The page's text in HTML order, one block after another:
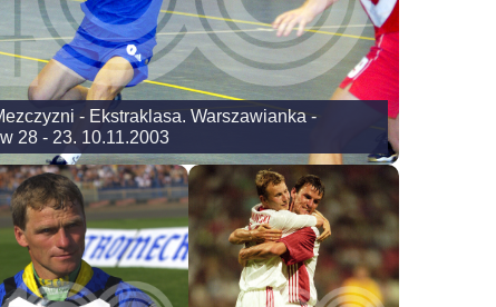
- Ekstraklasa. Warszawianka -
28 - 23. 10.11.2003